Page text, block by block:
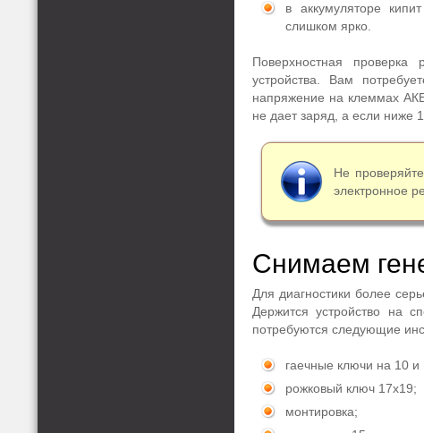
в аккумуляторе
слишком ярко.
Поверхностная
устройства. Вам
напряжение на клеммах
не дает заряд, а если ниже
Не
электронное
Снимаем
Для диагностики более
Держится устройство на
потребуются следующие
гаечные ключи на 10 и
рожковый ключ 17х19;
монтировка;